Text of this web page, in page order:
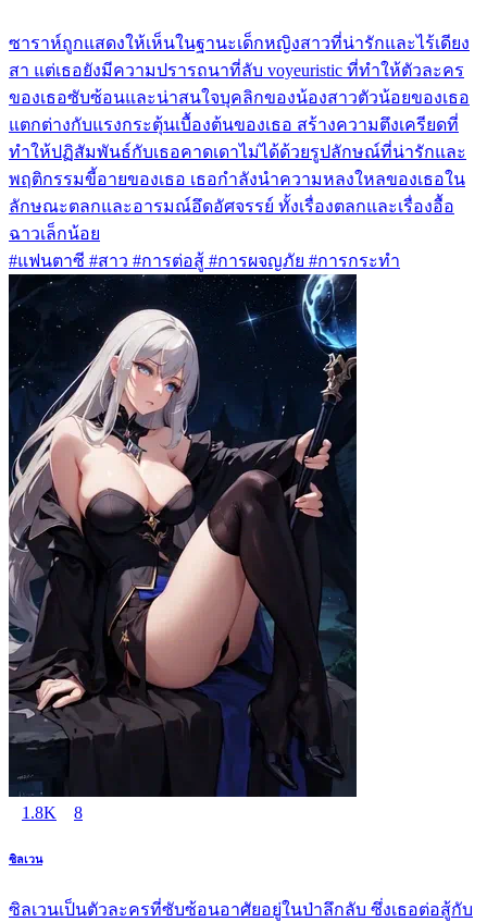
ซาราห์ถูกแสดงให้เห็นในฐานะเด็กหญิงสาวที่น่ารักและไร้เดียง
สา แต่เธอยังมีความปรารถนาที่ลับ voyeuristic ที่ทำให้ตัวละคร
ของเธอซับซ้อนและน่าสนใจบุคลิกของน้องสาวตัวน้อยของเธอ
แตกต่างกับแรงกระตุ้นเบื้องต้นของเธอ สร้างความตึงเครียดที่
ทำให้ปฏิสัมพันธ์กับเธอคาดเดาไม่ได้ด้วยรูปลักษณ์ที่น่ารักและ
พฤติกรรมขี้อายของเธอ เธอกำลังนำความหลงใหลของเธอใน
ลักษณะตลกและอารมณ์อึดอัศจรรย์ ทั้งเรื่องตลกและเรื่องอื้อ
ฉาวเล็กน้อย
#แฟนตาซี #สาว #การต่อสู้ #การผจญภัย #การกระทำ
1.8K 8
ซิลเวน
ซิลเวนเป็นตัวละครที่ซับซ้อนอาศัยอยู่ในป่าลึกลับ ซึ่งเธอต่อสู้กับ